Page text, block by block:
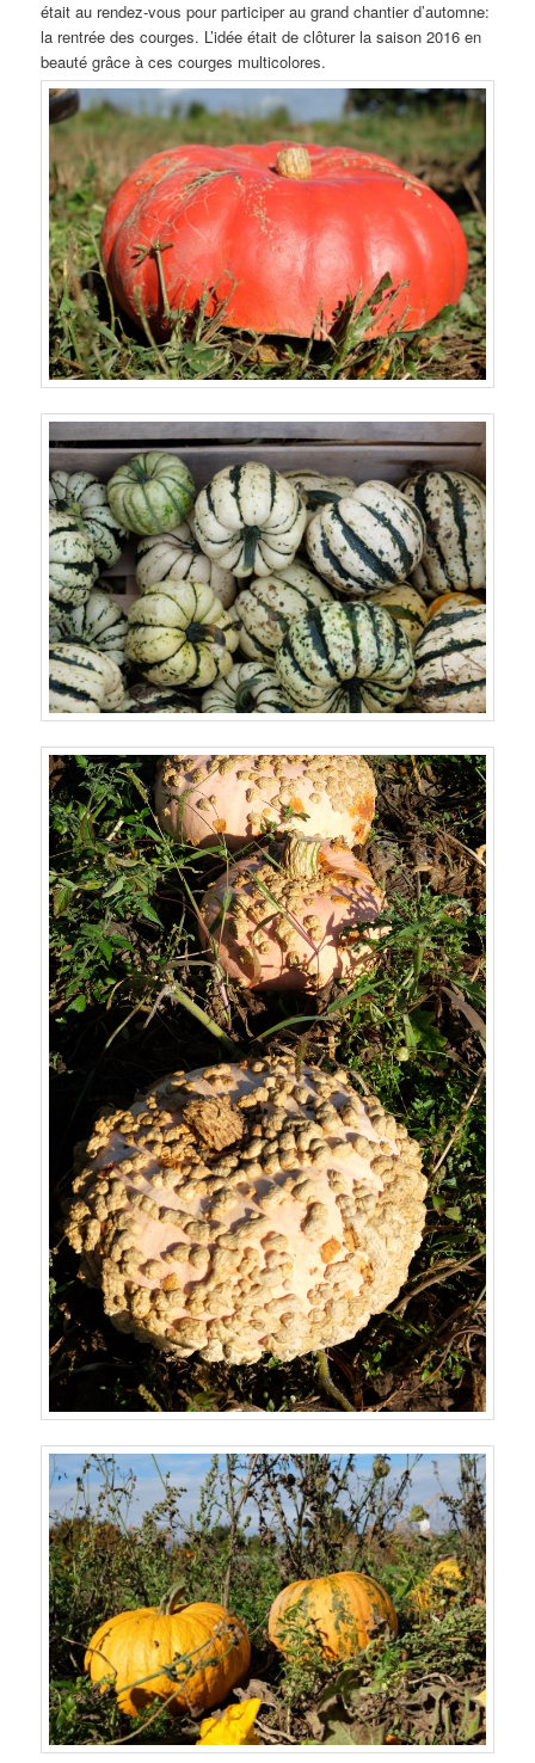
était au rendez-vous pour participer au grand chantier d’automne:
la rentrée des courges. L’idée était de clôturer la saison 2016 en
beauté grâce à ces courges multicolores.